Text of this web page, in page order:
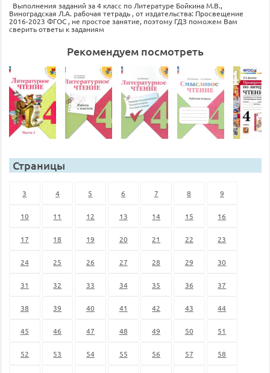
Выполнения заданий за 4 класс по Литературе Бойкина М.В.,
Виноградская Л.А. рабочая тетрадь , от издательства: Просвещение
2016-2023 ФГОС , не простое занятие, поэтому ГДЗ поможем Вам
сверить ответы к заданиям
Рекомендуем посмотреть
Страницы
3 4 5 6 7 8 9
10 11 12 13 14 15 16
17 18 19 20 21 22 23
24 25 26 27 28 29 30
31 32 33 34 35 36 37
38 39 40 41 42 43 44
45 46 47 48 49 50 51
52 53 54 55 56 57 58